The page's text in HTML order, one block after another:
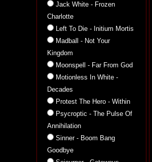
Jack White - Frozen
Charlotte
Left To Die - Initium Mortis
Madball - Not Your
Kingdom
Moonspell - Far From God
Motionless In White -
Decades
Protest The Hero - Within
Psycroptic - The Pulse Of
Annihilation
Sinner - Boom Bang
Goodbye